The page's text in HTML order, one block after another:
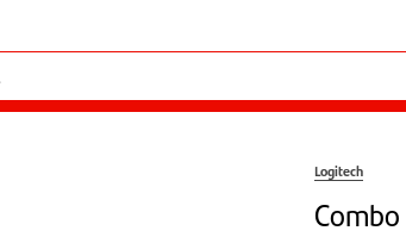
Logitech